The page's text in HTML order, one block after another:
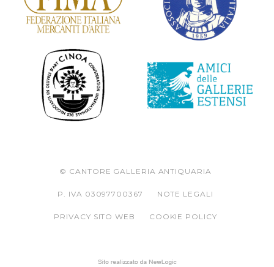
© CANTORE GALLERIA ANTIQUARIA
P. IVA 03097700367 NOTE LEGALI
PRIVACY SITO WEB COOKIE POLICY